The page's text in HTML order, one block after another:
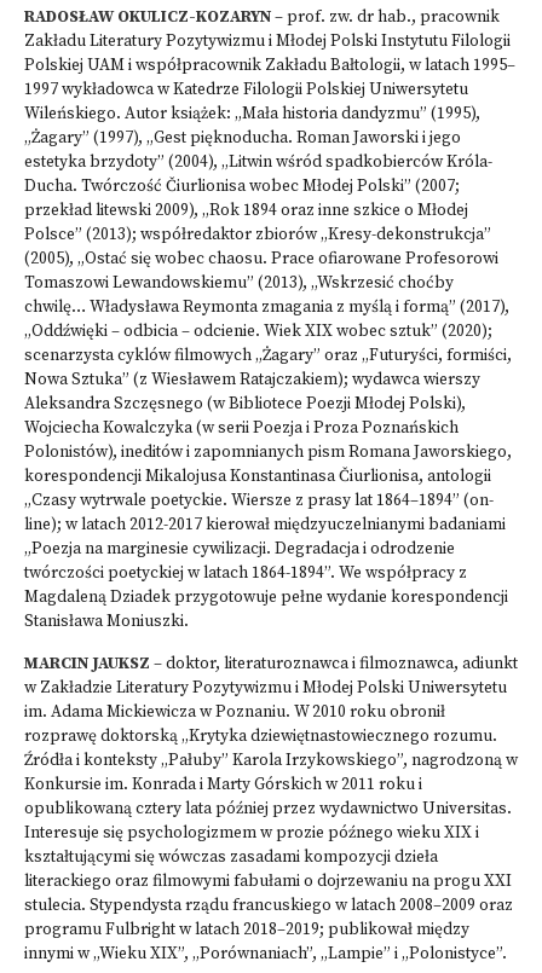
RADOSŁAW OKULICZ-KOZARYN– prof. zw. dr hab., pracownik
Zakładu Literatury Pozytywizmu i Młodej Polski Instytutu Filologii
Polskiej UAM i współpracownik Zakładu Bałtologii, w latach 1995–
1997 wykładowca w Katedrze Filologii Polskiej Uniwersytetu
Wileńskiego. Autor książek: „Mała historia dandyzmu” (1995),
„Żagary” (1997), „Gest pięknoducha. Roman Jaworski i jego
estetyka brzydoty” (2004), „Litwin wśród spadkobierców Króla-
Ducha. Twórczość Čiurlionisa wobec Młodej Polski” (2007;
przekład litewski 2009), „Rok 1894 oraz inne szkice o Młodej
Polsce” (2013); współredaktor zbiorów „Kresy-dekonstrukcja”
(2005), „Ostać się wobec chaosu. Prace ofiarowane Profesorowi
Tomaszowi Lewandowskiemu” (2013), „Wskrzesić choćby
chwilę… Władysława Reymonta zmagania z myślą i formą” (2017),
„Oddźwięki – odbicia – odcienie. Wiek XIX wobec sztuk” (2020);
scenarzysta cyklów filmowych „Żagary” oraz „Futuryści, formiści,
Nowa Sztuka” (z Wiesławem Ratajczakiem); wydawca wierszy
Aleksandra Szczęsnego (w Bibliotece Poezji Młodej Polski),
Wojciecha Kowalczyka (w serii Poezja i Proza Poznańskich
Polonistów), ineditów i zapomnianych pism Romana Jaworskiego,
korespondencji Mikalojusa Konstantinasa Čiurlionisa, antologii
„Czasy wytrwale poetyckie. Wiersze z prasy lat 1864–1894” (on-
line); w latach 2012-2017 kierował międzyuczelnianymi badaniami
„Poezja na marginesie cywilizacji. Degradacja i odrodzenie
twórczości poetyckiej w latach 1864-1894”. We współpracy z
Magdaleną Dziadek przygotowuje pełne wydanie korespondencji
Stanisława Moniuszki.
MARCIN JAUKSZ – doktor, literaturoznawca i filmoznawca, adiunkt
w Zakładzie Literatury Pozytywizmu i Młodej Polski Uniwersytetu
im. Adama Mickiewicza w Poznaniu. W 2010 roku obronił
rozprawę doktorską „Krytyka dziewiętnastowiecznego rozumu.
Źródła i konteksty „Pałuby” Karola Irzykowskiego”, nagrodzoną w
Konkursie im. Konrada i Marty Górskich w 2011 roku i
opublikowaną cztery lata później przez wydawnictwo Universitas.
Interesuje się psychologizmem w prozie późnego wieku XIX i
kształtującymi się wówczas zasadami kompozycji dzieła
literackiego oraz filmowymi fabułami o dojrzewaniu na progu XXI
stulecia. Stypendysta rządu francuskiego w latach 2008–2009 oraz
programu Fulbright w latach 2018–2019; publikował między
innymi w „Wieku XIX”, „Porównaniach”, „Lampie” i „Polonistyce”.